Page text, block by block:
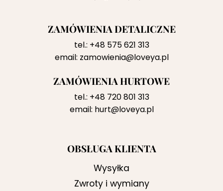
ZAMÓWIENIA DETALICZNE
tel.: +48 575 621 313
email: zamowienia@loveya.pl
ZAMÓWIENIA HURTOWE
tel.: +48 720 801 313
email: hurt@loveya.pl
OBSŁUGA KLIENTA
Wysyłka
Zwroty i wymiany